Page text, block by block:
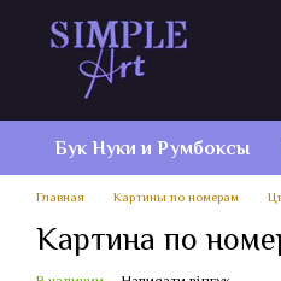
Перейти к основному контенту
Бук Нуки и Румбокcы
Главная Картины по номерам
Картина по